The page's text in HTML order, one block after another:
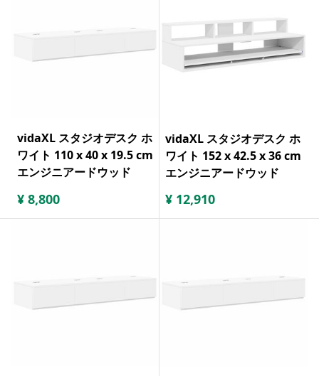
vidaXL スタジオデスク ホ
ワイト 110 x 40 x 19.5 cm
エンジニアードウッド
¥ 8,800
vidaXL スタジオデスク ホ
ワイト 152 x 42.5 x 36 cm
エンジニアードウッド
¥ 12,910